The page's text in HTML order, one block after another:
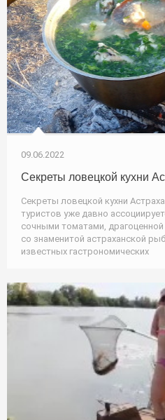
09.06.2022
Секреты ловецкой кухни
Секреты ловецкой кухни
туристов уже давно
сочными томатами,
со знаменитой астраханской
известных гастрономических